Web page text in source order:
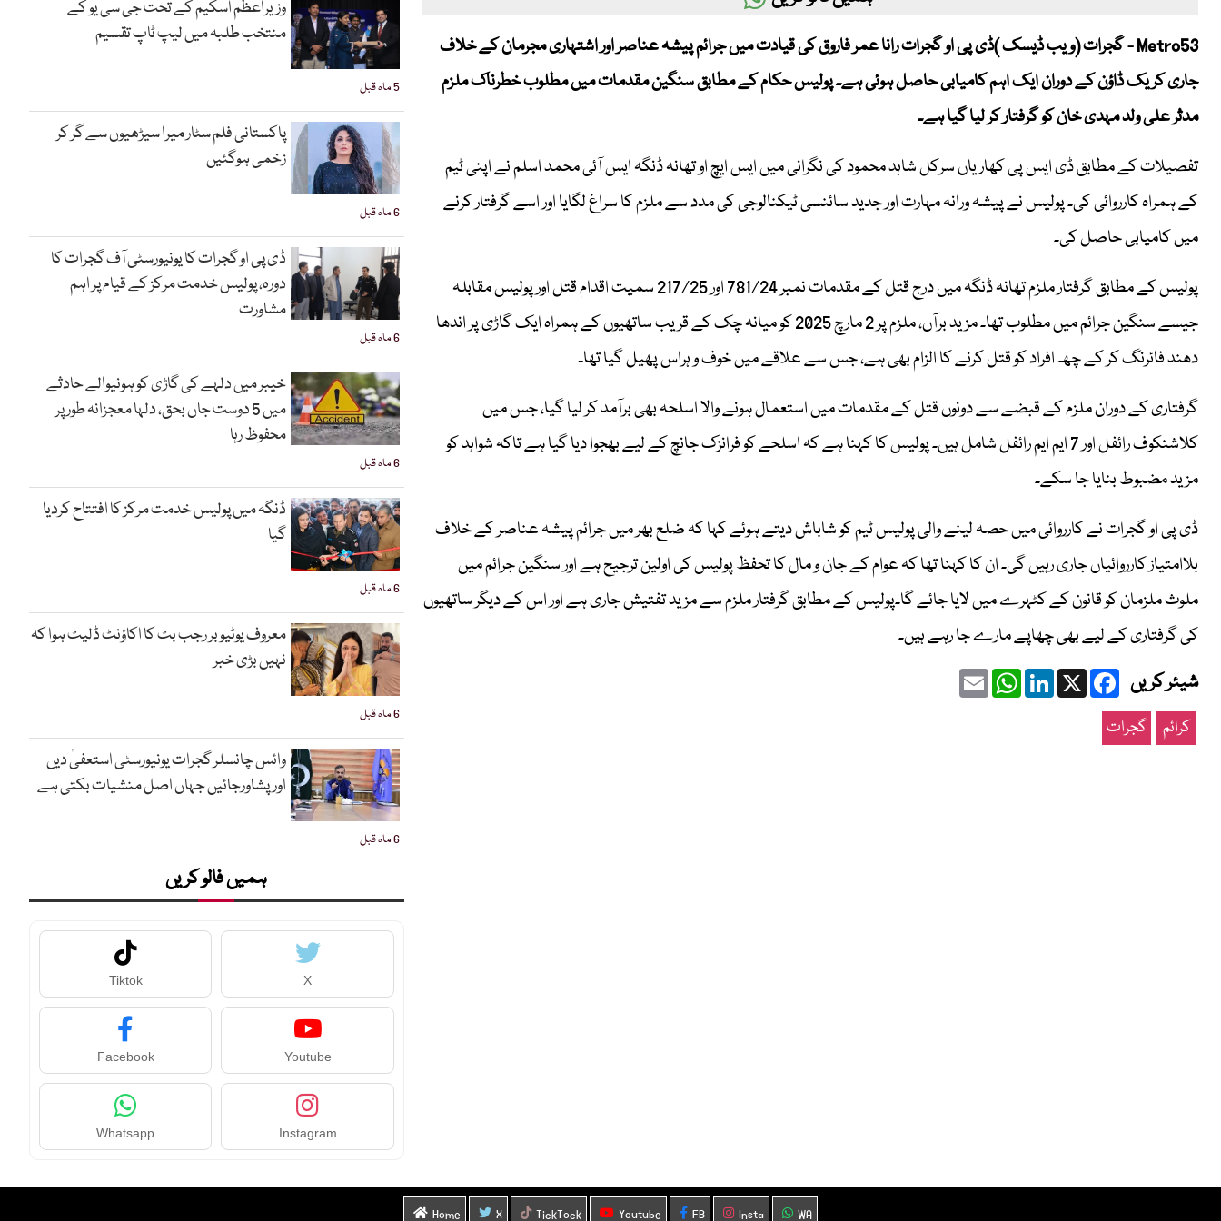
Metro53 - گجرات (ویب ڈیسک )ڈی پی او گجرات رانا عمر فاروق کی قیادت میں جرائم پیشہ عناصر اور اشتہاری مجرمان کے خلاف
جاری کریک ڈاؤن کے دوران ایک اہم کامیابی حاصل ہوئی ہے۔ پولیس حکام کے مطابق سنگین مقدمات میں مطلوب خطرناک ملزم
مدثر علی ولد مہدی خان کو گرفتار کر لیا گیا ہے۔
تفصیلات کے مطابق ڈی ایس پی کھاریاں سرکل شاہد محمود کی نگرانی میں ایس ایچ او تھانہ ڈنگہ ایس آئی محمد اسلم نے اپنی ٹیم
کے ہمراہ کارروائی کی۔ پولیس نے پیشہ ورانہ مہارت اور جدید سائنسی ٹیکنالوجی کی مدد سے ملزم کا سراغ لگایا اور اسے گرفتار کرنے
میں کامیابی حاصل کی۔
پولیس کے مطابق گرفتار ملزم تھانہ ڈنگہ میں درج قتل کے مقدمات نمبر 781/24 اور 217/25 سمیت اقدام قتل اور پولیس مقابلہ
جیسے سنگین جرائم میں مطلوب تھا۔ مزید برآں، ملزم پر 2 مارچ 2025 کو میانہ چک کے قریب ساتھیوں کے ہمراہ ایک گاڑی پر اندھا
دھند فائرنگ کر کے چھ افراد کو قتل کرنے کا الزام بھی ہے، جس سے علاقے میں خوف و ہراس پھیل گیا تھا۔
گرفتاری کے دوران ملزم کے قبضے سے دونوں قتل کے مقدمات میں استعمال ہونے والا اسلحہ بھی برآمد کر لیا گیا، جس میں
کلاشنکوف رائفل اور 7 ایم ایم رائفل شامل ہیں۔ پولیس کا کہنا ہے کہ اسلحے کو فرانزک جانچ کے لیے بھجوا دیا گیا ہے تاکہ شواہد کو
مزید مضبوط بنایا جا سکے۔
ڈی پی او گجرات نے کارروائی میں حصہ لینے والی پولیس ٹیم کو شاباش دیتے ہوئے کہا کہ ضلع بھر میں جرائم پیشہ عناصر کے خلاف
بلاامتیاز کارروائیاں جاری رہیں گی۔ ان کا کہنا تھا کہ عوام کے جان و مال کا تحفظ پولیس کی اولین ترجیح ہے اور سنگین جرائم میں
ملوث ملزمان کو قانون کے کٹہرے میں لایا جائے گا۔پولیس کے مطابق گرفتار ملزم سے مزید تفتیش جاری ہے اور اس کے دیگر ساتھیوں
کی گرفتاری کے لیے بھی چھاپے مارے جا رہے ہیں۔
شیئر کریں Facebook
X
LinkedIn
WhatsApp
Email
کرائم گجرات
5 ماہ قبل
وزیراعظم اسکیم کے تحت جی سی یو کے
منتخب طلبہ میں لیپ ٹاپ تقسیم
6 ماہ قبل
پاکستانی فلم سٹار میرا سیڑھیوں سے گر کر
زخمی ہوگئیں
6 ماہ قبل
ڈی پی او گجرات کا یونیورسٹی آف گجرات کا
دورہ، پولیس خدمت مرکز کے قیام پر اہم
مشاورت
6 ماہ قبل
خیبر میں دلہے کی گاڑی کو ہونیوالے حادثے
میں 5 دوست جاں بحق، دلہا معجزانہ طور پر
محفوظ رہا
6 ماہ قبل
ڈنگہ میں پولیس خدمت مرکز کا افتتاح کردیا
گیا
6 ماہ قبل
معروف یوٹیوبر رجب بٹ کا اکاؤنٹ ڈلیٹ ہوا کہ
نہیں بڑی خبر
6 ماہ قبل
وائس چانسلر گجرات یونیورسٹی استعفیٰ دیں
اورپشاورجائیں جہاں اصل منشیات بکتی ہے
ہمیں فالو کریں
X
Tiktok
Youtube
Facebook
Instagram
Whatsapp
Home X TickTock Youtube FB Insta WA